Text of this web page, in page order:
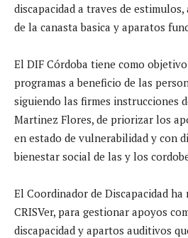
discapacidad a traves de
de la canasta basica y aparatos
El DIF Córdoba tiene como
programas a beneficio de las
siguiendo las firmes instrucciones
Martinez Flores, de priorizar los
en estado de vulnerabilidad y con
bienestar social de las y los
El Coordinador de Discapacidad
CRISVer, para gestionar apoyos
discapacidad y apartos auditivos